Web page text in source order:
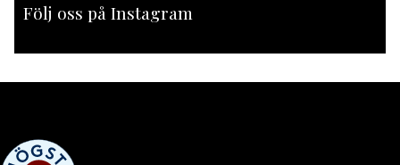
Följ oss på Instagram